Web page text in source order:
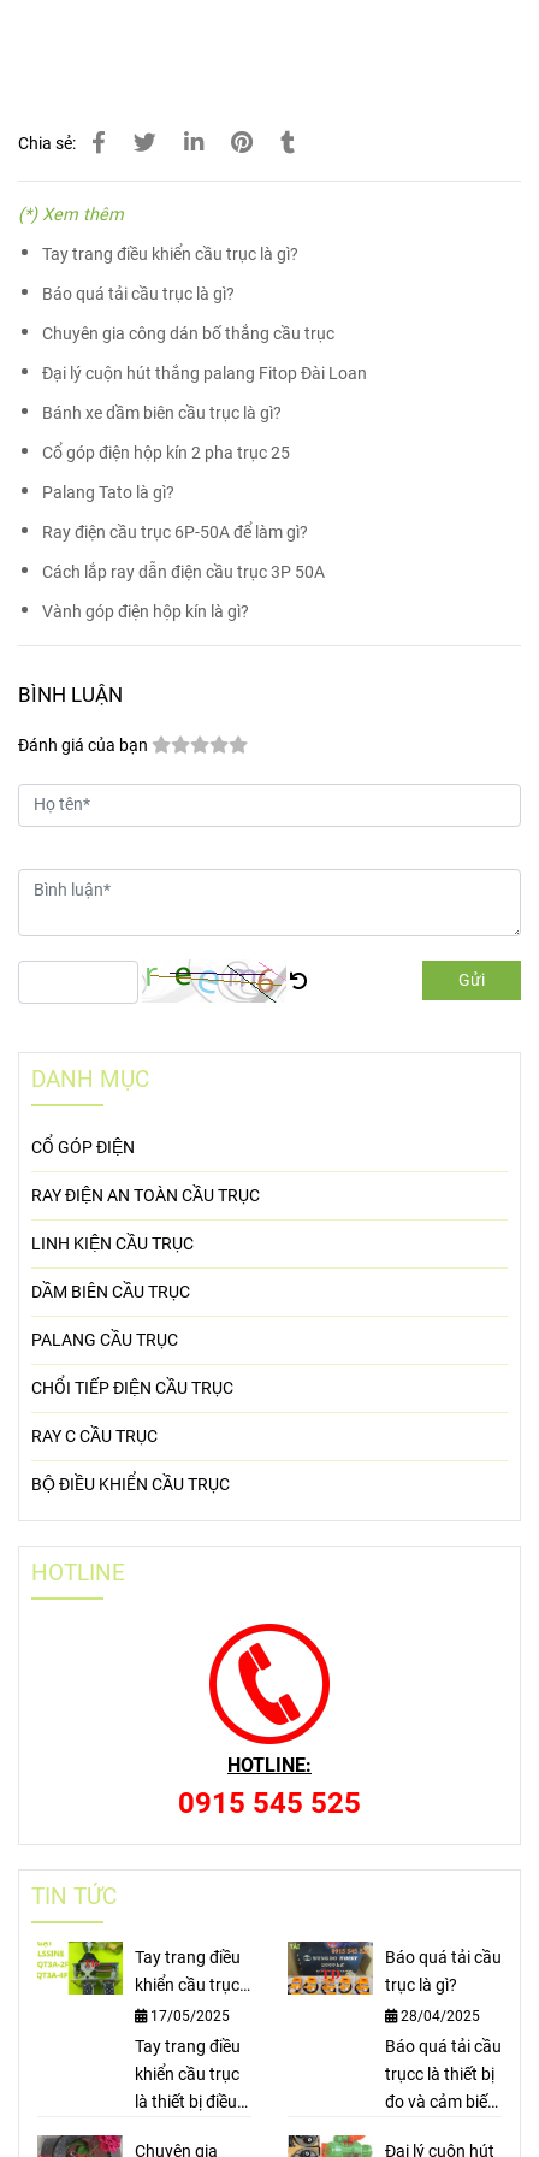
Chia sẻ:
(*) Xem thêm
Tay trang điều khiển cầu trục là gì?
Báo quá tải cầu trục là gì?
Chuyên gia công dán bố thắng cầu trục
Đại lý cuộn hút thắng palang Fitop Đài Loan
Bánh xe dầm biên cầu trục là gì?
Cổ góp điện hộp kín 2 pha trục 25
Palang Tato là gì?
Ray điện cầu trục 6P-50A để làm gì?
Cách lắp ray dẫn điện cầu trục 3P 50A
Vành góp điện hộp kín là gì?
BÌNH LUẬN
Đánh giá của bạn
Gửi
DANH MỤC
CỔ GÓP ĐIỆN
RAY ĐIỆN AN TOÀN CẦU TRỤC
LINH KIỆN CẦU TRỤC
DẦM BIÊN CẦU TRỤC
PALANG CẦU TRỤC
CHỔI TIẾP ĐIỆN CẦU TRỤC
RAY C CẦU TRỤC
BỘ ĐIỀU KHIỂN CẦU TRỤC
HOTLINE
HOTLINE:
0915 545 525
TIN TỨC
Tay trang điều
khiển cầu trục
là gì?
17/05/2025
Tay trang điều
khiển cầu trục
là thiết bị điều
Báo quá tải cầu
trục là gì?
28/04/2025
Báo quá tải cầu
trụcc là thiết bị
đo và cảm biến
Chuyên gia
Đại lý cuộn hút